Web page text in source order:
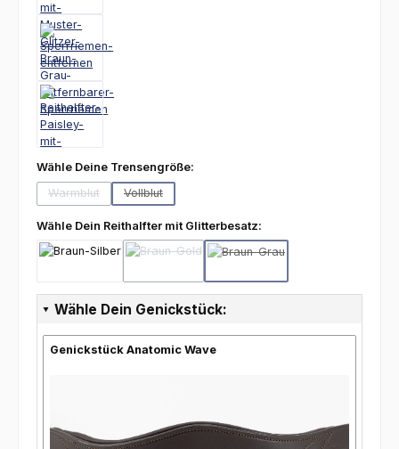
Wähle Deine Trensengröße:
Warmblut
(Diese Option ist zurzeit nicht verfügbar.)
Vollblut
(Diese Option ist zurzeit nicht verfügbar.)
Wähle Dein Reithalfter mit Glitterbesatz:
Wähle Dein Genickstück:
Genickstück Anatomic Wave